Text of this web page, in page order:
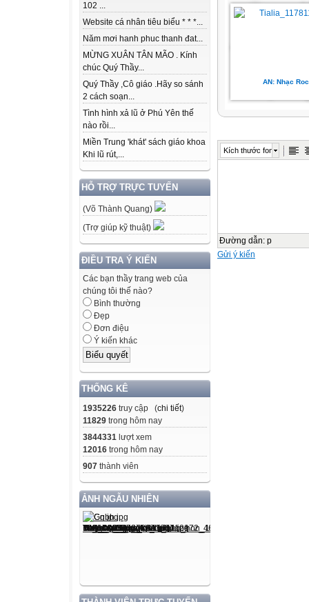
102 ...
Website cá nhân tiêu biểu * * *...
Năm mơi hanh phuc thanh đat...
MỪNG XUÂN TÂN MÃO . Kính
chúc Quý Thầy...
Quý Thầy ,Cô giáo .Hãy so sánh
2 cách soạn...
Tình hình xả lũ ở Phú Yên thế
nào rồi...
Miền Trung 'khát' sách giáo khoa
Khi lũ rút,...
HỖ TRỢ TRỰC TUYẾN
(Võ Thành Quang)
(Trợ giúp kỹ thuật)
ĐIỀU TRA Ý KIẾN
Các bạn thầy trang web của
chúng tôi thế nào?
Bình thường
Đẹp
Đơn điệu
Ý kiến khác
THỐNG KÊ
1935226 truy cập (chi tiết)
11829 trong hôm nay
3844331 lượt xem
12016 trong hôm nay
907 thành viên
ẢNH NGẪU NHIÊN
AN: Nhạc Roc
Kích thước font
Đường dẫn: p
Gửi ý kiến